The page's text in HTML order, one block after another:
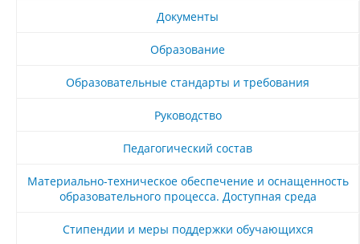
Документы
Образование
Образовательные стандарты и требования
Руководство
Педагогический состав
Материально-техническое обеспечение и оснащенность
образовательного процесса. Доступная среда
Стипендии и меры поддержки обучающихся